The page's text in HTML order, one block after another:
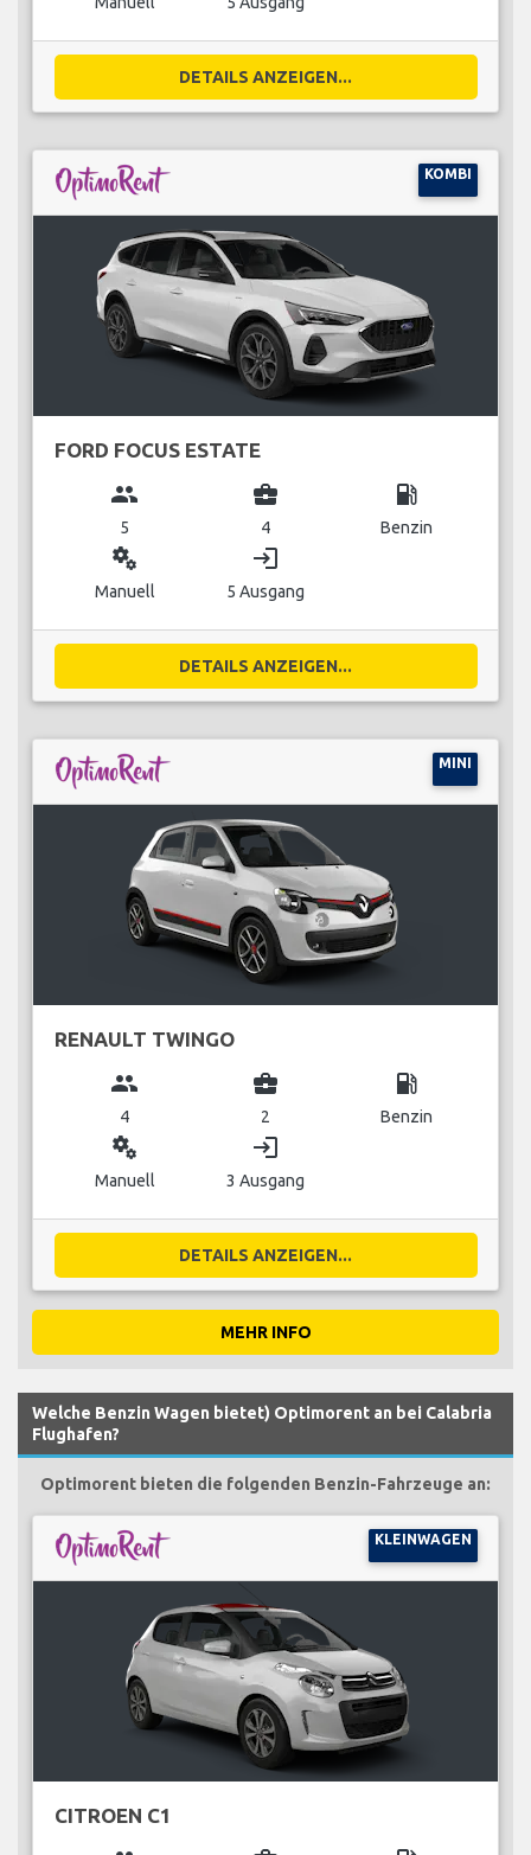
DETAILS ANZEIGEN...
KOMBI
FORD FOCUS ESTATE
group
5
business_center
4
local_gas_station
Benzin
miscellaneous_services
Manuell
login
5 Ausgang
DETAILS ANZEIGEN...
MINI
RENAULT TWINGO
group
4
business_center
2
local_gas_station
Benzin
miscellaneous_services
Manuell
login
3 Ausgang
DETAILS ANZEIGEN...
MEHR INFO
Welche Benzin Wagen bietet) Optimorent an bei Calabria
Flughafen?
Optimorent bieten die folgenden Benzin-Fahrzeuge an:
KLEINWAGEN
CITROEN C1